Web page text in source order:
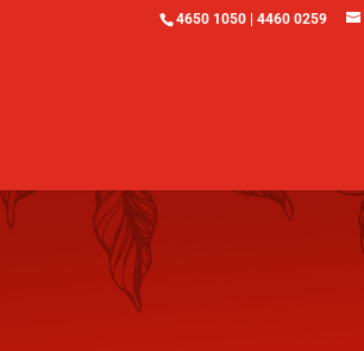
4650 1050 | 4460 0259